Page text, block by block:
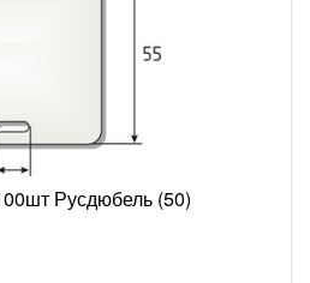
Русдюбель (50)